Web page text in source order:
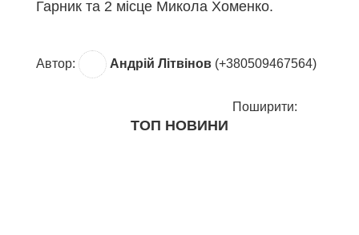
Гарник та 2 місце Микола Хоменко.
Автор: Андрій Літвінов (+380509467564)
Поширити:
ТОП НОВИНИ